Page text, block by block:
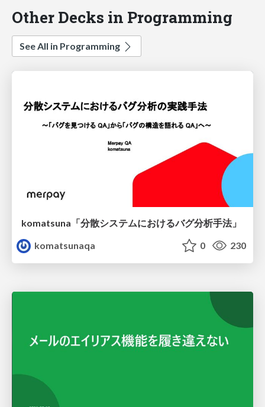
Other Decks in Programming
See All in Programming
komatsuna「分散システムにおけるバグ分析手法」
komatsunaqa
0 230